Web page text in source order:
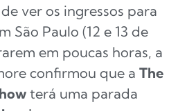
ver os ingressos para
São Paulo (12 e 13 de
em poucas horas, a
confirmou que a The
terá uma parada